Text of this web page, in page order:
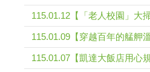
115.01.12【「老人校園」大掃
115.01.09【穿越百年的艋舺
115.01.07【凱達大飯店用心